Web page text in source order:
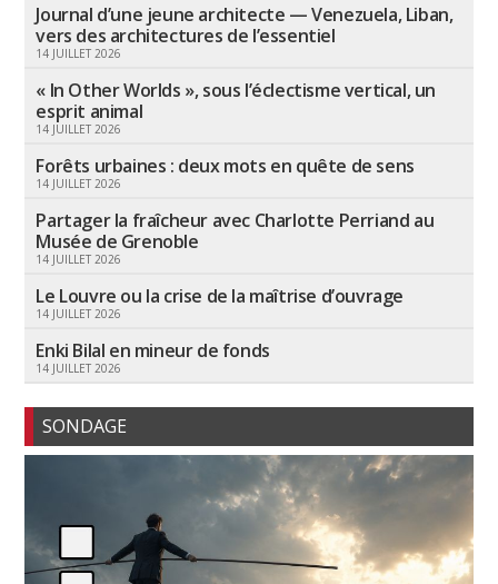
Journal d’une jeune architecte — Venezuela, Liban,
vers des architectures de l’essentiel
14 JUILLET 2026
« In Other Worlds », sous l’éclectisme vertical, un
esprit animal
14 JUILLET 2026
Forêts urbaines : deux mots en quête de sens
14 JUILLET 2026
Partager la fraîcheur avec Charlotte Perriand au
Musée de Grenoble
14 JUILLET 2026
Le Louvre ou la crise de la maîtrise d’ouvrage
14 JUILLET 2026
Enki Bilal en mineur de fonds
14 JUILLET 2026
SONDAGE